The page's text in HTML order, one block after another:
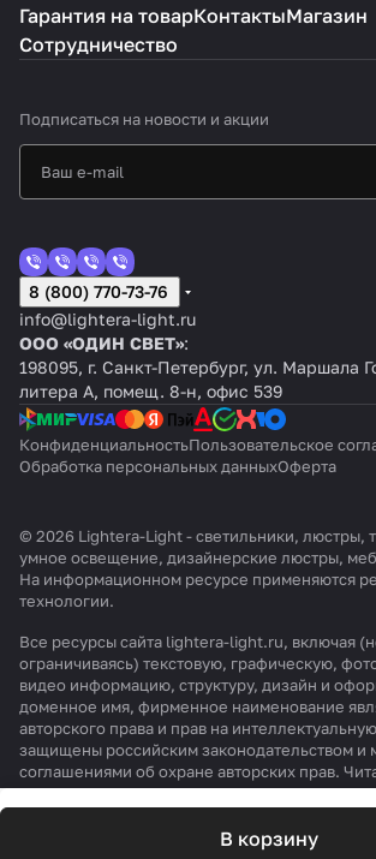
В корзину
Гарантия на товарКонтактыМагазин
Сотрудничество
Подписаться на новости и акции
8 (800) 770-73-76
info@lightera-light.ru
ООО «ОДИН СВЕТ»:
198095, г. Санкт-Петербург, ул. Маршала
литера А, помещ. 8-н, офис 539
КонфиденциальностьПользовательское
Обработка персональных данныхОферта
© 2026 Lightera-Light - светильники, люстры,
умное освещение, дизайнерские люстры,
На информационном ресурсе применяются
технологии.
Все ресурсы сайта lightera-light.ru, включая
ограничиваясь) текстовую, графическую,
видео информацию, структуру, дизайн и
доменное имя, фирменное наименование
авторского права и прав на
защищены российским законодательством
соглашениями об охране авторских прав.